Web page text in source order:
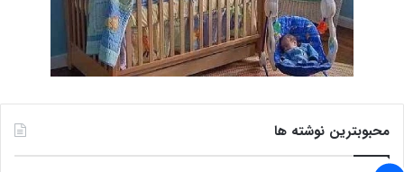
محبوبترین نوشته ها